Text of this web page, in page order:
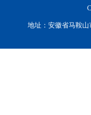
地址：安徽省马鞍